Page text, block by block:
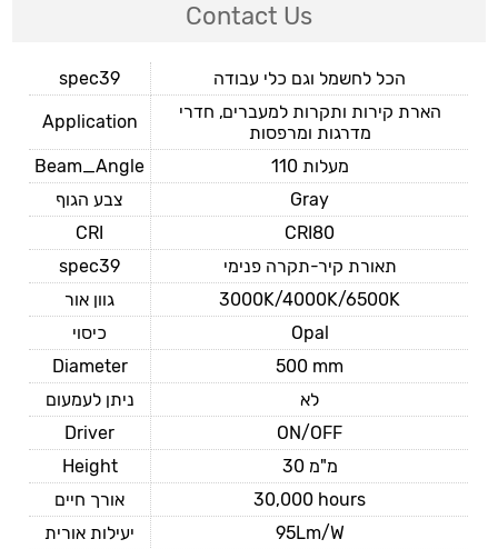
Contact Us
spec39 הכל לחשמל וגם כלי עבודה
Application
הארת קירות ותקרות למעברים, חדרי
מדרגות ומרפסות
Beam_Angle
110 מעלות
צבע הגוף
Gray
CRI
CRI80
spec39
תאורת קיר-תקרה פנימי
גוון אור
3000K/4000K/6500K
כיסוי
Opal
Diameter
500 mm
ניתן לעמעום
לא
Driver
ON/OFF
Height
30 מ"מ
אורך חיים
30,000 hours
יעילות אורית
95Lm/W